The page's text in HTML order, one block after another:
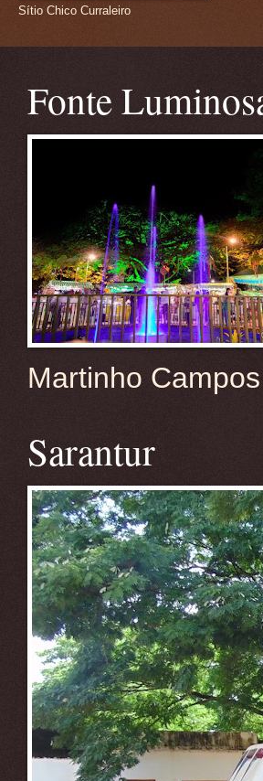
Sítio Chico Curraleiro
Fonte
Martinho Campos
Sarantur